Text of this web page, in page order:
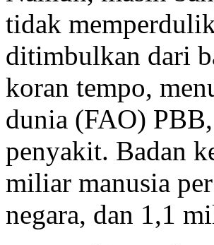
tidak
ditimbulkan dari
koran tempo,
dunia (FAO)
penyakit. Badan
miliar manusia
negara, dan 1,1